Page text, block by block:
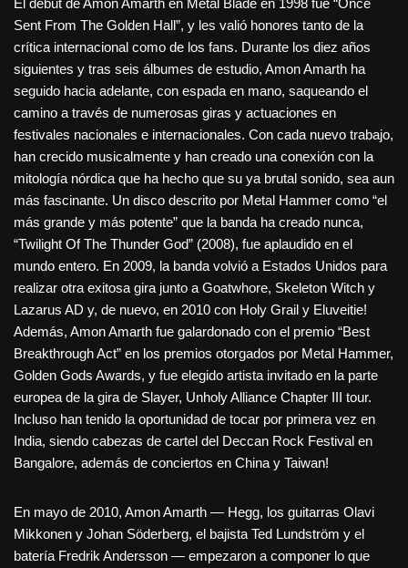
Sent From The Golden Hall”, y les valió honores tanto de la
crítica internacional como de los fans. Durante los diez años
siguientes y tras seis álbumes de estudio, Amon Amarth ha
seguido hacia adelante, con espada en mano, saqueando el
camino a través de numerosas giras y actuaciones en
festivales nacionales e internacionales. Con cada nuevo trabajo,
han crecido musicalmente y han creado una conexión con la
mitología nórdica que ha hecho que su ya brutal sonido, sea aun
más fascinante. Un disco descrito por Metal Hammer como “el
más grande y más potente” que la banda ha creado nunca,
“Twilight Of The Thunder God” (2008), fue aplaudido en el
mundo entero. En 2009, la banda volvió a Estados Unidos para
realizar otra exitosa gira junto a Goatwhore, Skeleton Witch y
Lazarus AD y, de nuevo, en 2010 con Holy Grail y Eluveitie!
Además, Amon Amarth fue galardonado con el premio “Best
Breakthrough Act” en los premios otorgados por Metal Hammer,
Golden Gods Awards, y fue elegido artista invitado en la parte
europea de la gira de Slayer, Unholy Alliance Chapter III tour.
Incluso han tenido la oportunidad de tocar por primera vez en
India, siendo cabezas de cartel del Deccan Rock Festival en
Bangalore, además de conciertos en China y Taiwan!
En mayo de 2010, Amon Amarth — Hegg, los guitarras Olavi
Mikkonen y Johan Söderberg, el bajista Ted Lundström y el
batería Fredrik Andersson — empezaron a componer lo que